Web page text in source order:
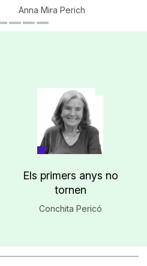
Anna Mira Perich
Els primers anys no
tornen
Conchita Pericó